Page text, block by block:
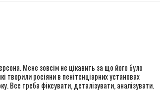
установи виконання покарань №1
виправної колонії №92
Мене зовсім не цікавить за що його було
творили росіяни в пенітенціарних установах
Все треба фіксувати, деталізувати, аналізувати.